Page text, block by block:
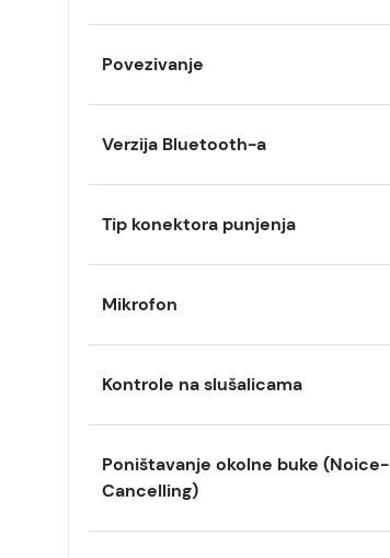
Povezivanje
Verzija Bluetooth-a
Tip konektora punjenja
Mikrofon
Kontrole na slušalicama
Poništavanje okolne buke (Noice-
Cancelling)